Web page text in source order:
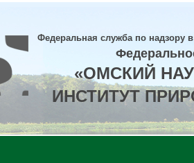
Федеральная служба по надзору
«ОМСКИЙ
ИНСТИТУТ